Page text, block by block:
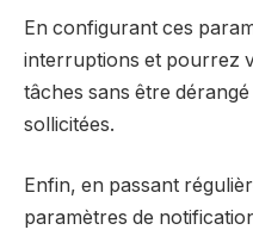
En configurant ces
interruptions et pourrez
tâches sans être
sollicitées.
Enfin, en passant
paramètres de